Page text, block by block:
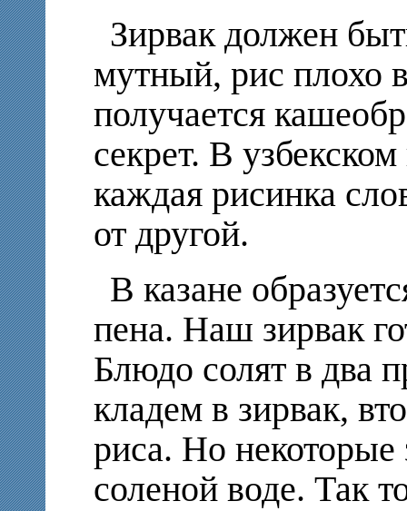
Зирвак должен
мутный, рис плохо
получается
секрет. В
каждая рисинка
от другой.
В казане
пена. Наш зирвак
Блюдо солят в два
кладем в зирвак,
риса. Но некоторые
соленой воде. Так